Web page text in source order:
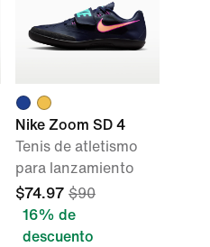
Nike Zoom SD 4
Tenis de atletismo
para lanzamiento
$74.97 $90
16% de
descuento